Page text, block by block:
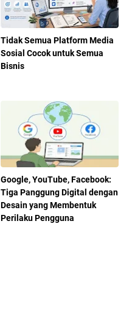
Tidak Semua Platform Media
Sosial Cocok untuk Semua
Bisnis
Google, YouTube, Facebook:
Tiga Panggung Digital dengan
Desain yang Membentuk
Perilaku Pengguna